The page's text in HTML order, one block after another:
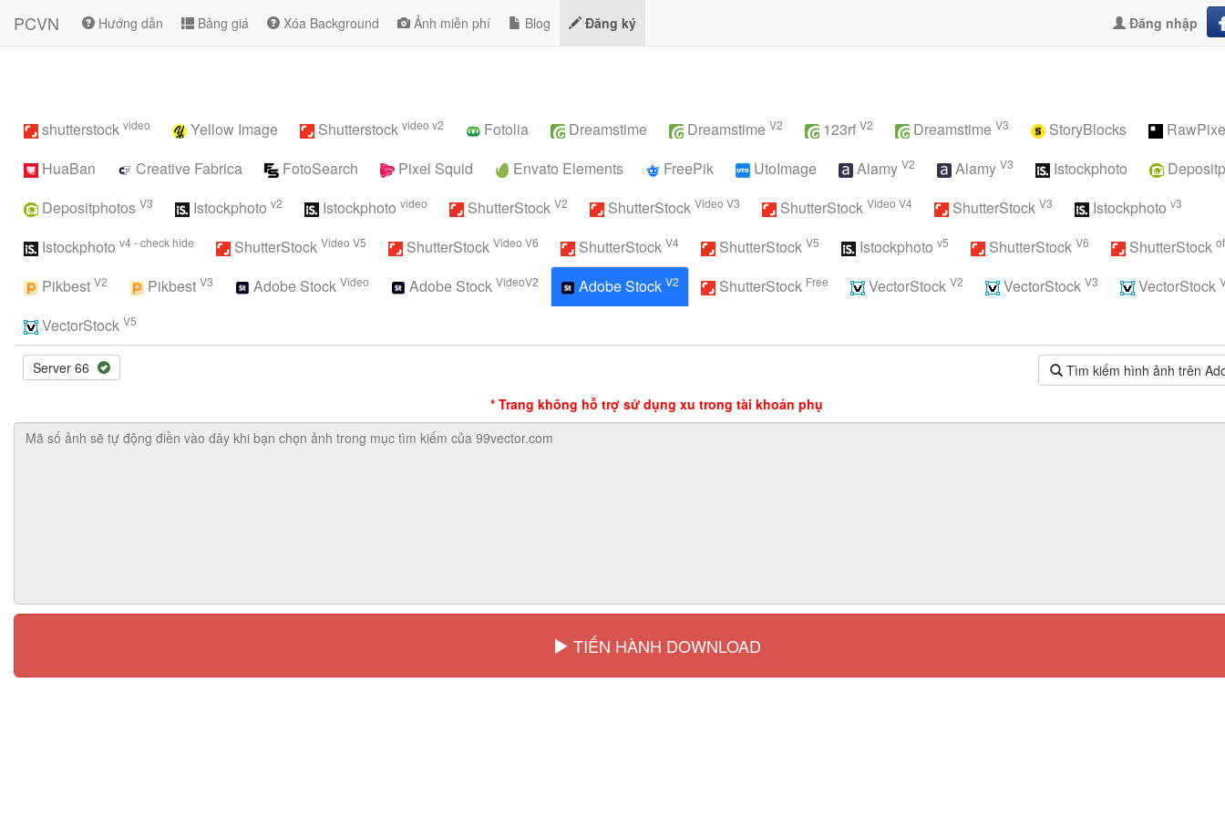
PCVN Hướng dẫn Bảng giá Xóa Background Ảnh miễn phí Blog Đăng ký Đăng nhập
shutterstock video Yellow Image Shutterstock video v2 Fotolia Dreamstime Dreamstime V2 123rf V2 Dreamstime V3 StoryBlocks
HuaBan
Creative Fabrica FotoSearch Pixel Squid Envato Elements FreePik UtoImage Alamy V2 Alamy V3 Istockphoto
Depositphotos V3 Istockphoto v2 Istockphoto video ShutterStock V2 ShutterStock Video V3 ShutterStock Video V4 ShutterStock V3 Istockphoto v3
Istockphoto v4 - check hide ShutterStock Video V5 ShutterStock Video V6 ShutterStock V4 ShutterStock V5 Istockphoto v5 ShutterStock V6 ShutterStock
Pikbest V2 Pikbest V3 Adobe Stock Video Adobe Stock VideoV2 Adobe Stock V2 ShutterStock Free VectorStock V2 VectorStock V3 VectorStock
VectorStock V5
Server 66
Tìm kiếm hình ảnh trên
* Trang không hỗ trợ sử dụng xu trong tài khoản phụ
TIẾN HÀNH DOWNLOAD